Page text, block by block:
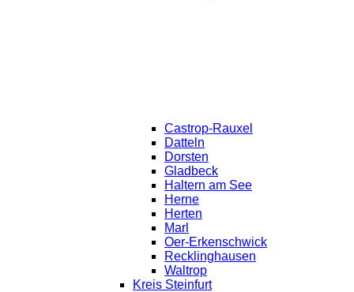
Castrop-Rauxel
Datteln
Dorsten
Gladbeck
Haltern am See
Herne
Herten
Marl
Oer-Erkenschwick
Recklinghausen
Waltrop
Kreis Steinfurt